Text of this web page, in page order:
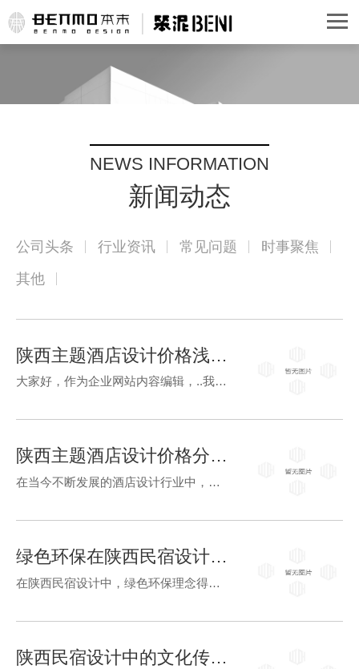
NEWS INFORMATION
新闻动态
公司头条 行业资讯 常见问题
时事聚焦
其他
陕西主题酒店设计价格浅析：成本、风格与市场竞争
大家好，作为企业网站内容编辑，..我们一起来谈谈陕西主题酒店设计的话题。在这个充满创意和竞争的行业中，设计直接关系到整体运营和市场吸引力。陕西主题酒店设计的质量和独特性，将直接影响到顾客体验和市场地位。首…
陕西主题酒店设计价格分析与趋势展望
在当今不断发展的酒店设计行业中，陕西主题酒店设计一直备受关注。随着人们对独特、舒适入住体验的需求增加，设计师们努力创造出符合时代潮流和地域特色的设计方案。通过分析价格趋势和未来展望，我们可以更好地了解这…
绿色环保在陕西民宿设计中的应用
在陕西民宿设计中，绿色环保理念得到了广泛应用。随着人们对健康和环境的关注日益增加，越来越多的设计师开始将绿色环保纳入民宿设计中，为客人营造一个舒适、健康的居住环境。首先，陕西民宿设计中的绿色环保体现在材…
陕西民宿设计中的文化传承与创新